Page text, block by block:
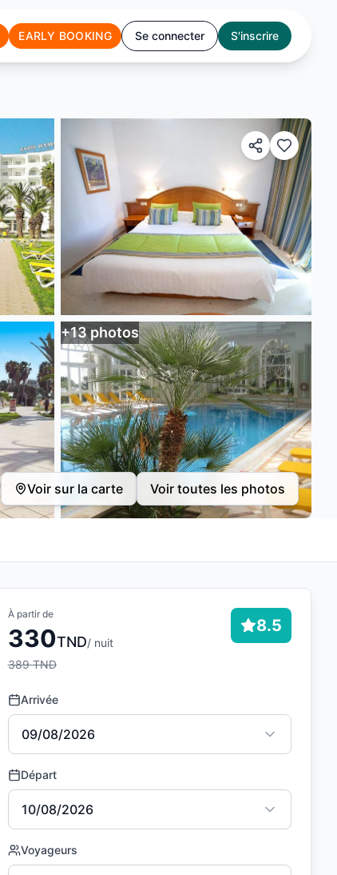
EARLY BOOKING Se connecter S'inscrire
+13photos
Voir sur la carte Voir toutes les photos
À partir de
330TND/ nuit
389 TND
8.5
Arrivée
09/08/2026
Départ
10/08/2026
Voyageurs